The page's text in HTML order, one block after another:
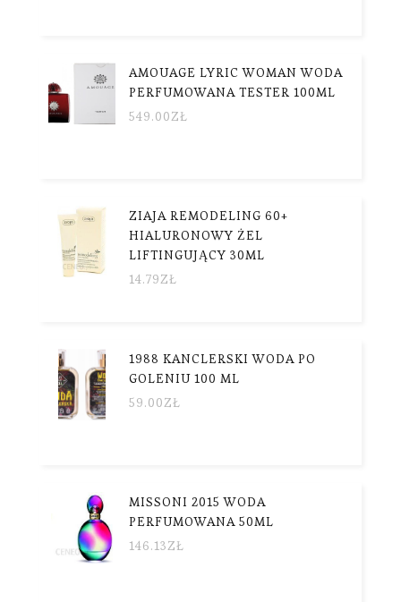
AMOUAGE LYRIC WOMAN WODA
PERFUMOWANA TESTER 100ML
549.00ZŁ
ZIAJA REMODELING 60+
HIALURONOWY ŻEL
LIFTINGUJĄCY 30ML
14.79ZŁ
1988 KANCLERSKI WODA PO
GOLENIU 100 ML
59.00ZŁ
MISSONI 2015 WODA
PERFUMOWANA 50ML
146.13ZŁ